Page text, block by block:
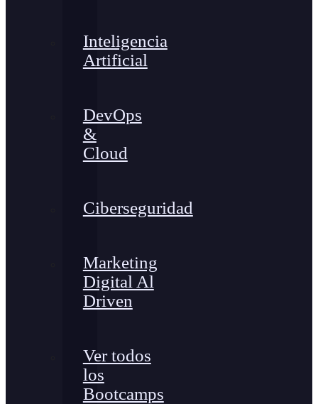
Inteligencia
Artificial
DevOps
&
Cloud
Ciberseguridad
Marketing
Digital Al
Driven
Ver todos
los
Bootcamps